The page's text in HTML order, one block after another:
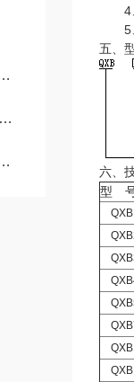
4、
5、
五、
六、
型